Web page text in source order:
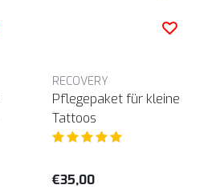
RECOVERY
Pflegepaket für kleine
Tattoos
€35,00